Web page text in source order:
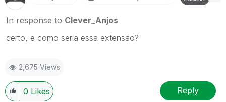
In response to Clever_Anjos
certo, e como seria essa extensão?
2,675 Views
0 Likes Reply